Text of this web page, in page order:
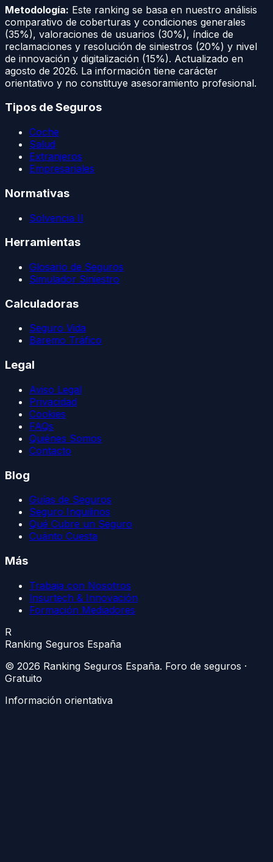
Metodología: Este ranking se basa en nuestro análisis
comparativo de coberturas y condiciones generales
(35%), valoraciones de usuarios (30%), índice de
reclamaciones y resolución de siniestros (20%) y nivel
de innovación y digitalización (15%). Actualizado en
agosto de 2026. La información tiene carácter
orientativo y no constituye asesoramiento profesional.
Tipos de Seguros
Coche
Salud
Extranjeros
Empresariales
Normativas
Solvencia II
Herramientas
Glosario de Seguros
Simulador Siniestro
Calculadoras
Seguro Vida
Baremo Tráfico
Legal
Aviso Legal
Privacidad
Cookies
FAQs
Quiénes Somos
Contacto
Blog
Guías de Seguros
Seguro Inquilinos
Qué Cubre un Seguro
Cuánto Cuesta
Más
Trabaja con Nosotros
Insurtech & Innovación
Formación Mediadores
R
Ranking Seguros España
© 2026 Ranking Seguros España. Foro de seguros ·
Gratuito
Información orientativa